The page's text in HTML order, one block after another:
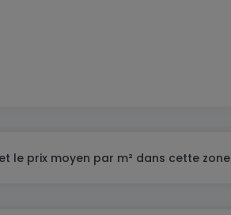
le prix moyen par m² dans cette zone